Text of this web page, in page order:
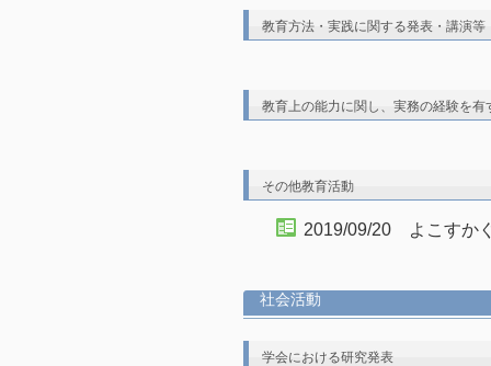
教育方法・実践に関する発表・講演等
教育上の能力に関し、実務の経験を
その他教育活動
2019/09/20 よこすか
社会活動
学会における研究発表